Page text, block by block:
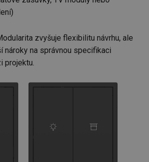
zvyšuje flexibilitu návrhu, ale
nároky na správnou specifikaci
projektu.